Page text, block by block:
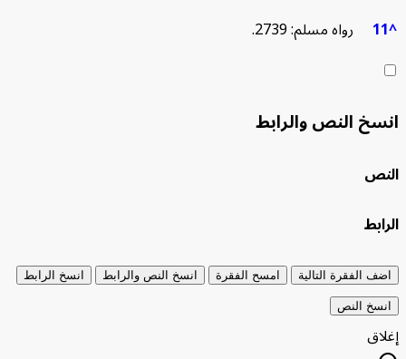
11 رواه مسلم: 2739.
النص والرابط
اضف الفقرة التالية امسح الفقرة انسخ النص والرابط انسخ الرابط
انسخ النص